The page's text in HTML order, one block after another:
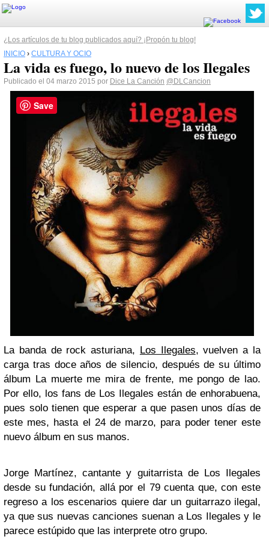
¿Los artículos de tu blog publicados aquí? ¡Propón tu blog!
INICIO › CULTURA Y OCIO
La vida es fuego, lo nuevo de los Ilegales
Publicado el 04 marzo 2015 por Dice La Canción @DLCancion
La banda de rock asturiana, Los Ilegales, vuelven a la
carga tras doce años de silencio, después de su último
álbum La muerte me mira de frente, me pongo de lao.
Por ello, los fans de Los Ilegales están de enhorabuena,
pues solo tienen que esperar a que pasen unos días de
este mes, hasta el 24 de marzo, para poder tener este
nuevo álbum en sus manos.
Jorge Martínez, cantante y guitarrista de Los Ilegales
desde su fundación, allá por el 79 cuenta que, con este
regreso a los escenarios quiere dar un guitarrazo ilegal,
ya que sus nuevas canciones suenan a Los Ilegales y le
parece estúpido que las interprete otro grupo.
Save